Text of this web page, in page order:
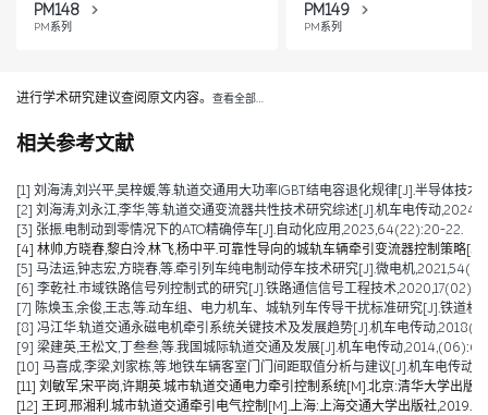
PM148
PM系列
PM149
PM系列
进行学术研究建议查阅原文内容。 查看全部…
相关参考文献
[1] 刘海涛,刘兴平,吴梓媛,等.轨道交通用大功率IGBT结电容退化规律[J].半导体技
[2] 刘海涛,刘永江,李华,等.轨道交通变流器共性技术研究综述[J].机车电传动
[3] 张振.电制动到零情况下的ATO精确停车[J].自动化应用,2023,64(22):20-22.
[4] 林帅,方晓春,黎白泠,林飞,杨中平.可靠性导向的城轨车辆牵引变流器控制策略
[5] 马法运,钟志宏,方晓春,等.牵引列车纯电制动停车技术研究[J].微电机
[6] 李乾社.市域铁路信号列控制式的研究[J].铁路通信信号工程技术
[7] 陈焕玉,余俊,王志,等.动车组、电力机车、城轨列车传导干扰标准研究[J].铁道
[8] 冯江华.轨道交通永磁电机牵引系统关键技术及发展趋势[J].机车电传动
[9] 梁建英,王松文,丁叁叁,等.我国城际轨道交通及发展[J].机车电传动,2014,(06):6-
[10] 马喜成,李梁,刘家栋,等.地铁车辆客室门门间距取值分析与建议[J].机车电传动
[11] 刘敏军,宋平岗,许期英.城市轨道交通电力牵引控制系统[M].北京:清华大学出版
[12] 王珂,邢湘利.城市轨道交通牵引电气控制[M].上海:上海交通大学出版社,2019.